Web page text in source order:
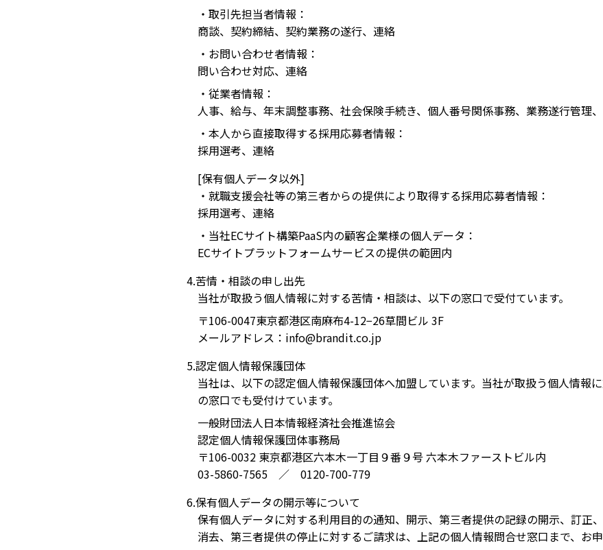
・取引先担当者情報：
商談、契約締結、契約業務の遂行、連絡
・お問い合わせ者情報：
問い合わせ対応、連絡
・従業者情報：
人事、給与、年末調整事務、社会保険手続き、個人番号関係事務、業務遂行管理
・本人から直接取得する採用応募者情報：
採用選考、連絡
[保有個人データ以外]
・就職支援会社等の第三者からの提供により取得する採用応募者情報：
採用選考、連絡
・当社ECサイト構築PaaS内の顧客企業様の個人データ：
ECサイトプラットフォームサービスの提供の範囲内
4.苦情・相談の申し出先
当社が取扱う個人情報に対する苦情・相談は、以下の窓口で受付ています。
〒106-0047東京都港区南麻布4-12−26草間ビル 3F
メールアドレス：info@brandit.co.jp
5.認定個人情報保護団体
当社は、以下の認定個人情報保護団体へ加盟しています。当社が取扱う個人情報
の窓口でも受付けています。
一般財団法人日本情報経済社会推進協会
認定個人情報保護団体事務局
〒106-0032 東京都港区六本木一丁目９番９号 六本木ファーストビル内
03-5860-7565 ／ 0120-700-779
6.保有個人データの開示等について
保有個人データに対する利用目的の通知、開示、第三者提供の記録の開示、訂正
消去、第三者提供の停止に対するご請求は、上記の個人情報問合せ窓口まで、お申